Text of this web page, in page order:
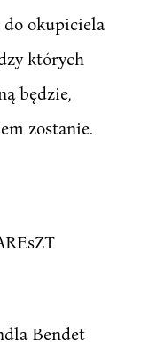
okupiciela
których
będzie,
zostanie.
Bendet